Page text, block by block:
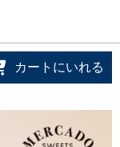
カートにいれる